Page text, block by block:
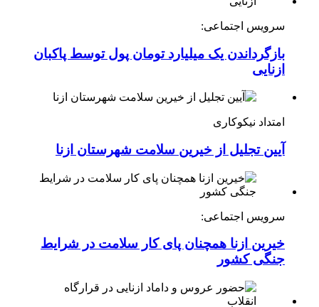
سرویس اجتماعی:
بازگرداندن یک میلیارد تومان پول توسط پاکبان
ازنایی
امتداد نیکوکاری
آیین تجلیل از خیرین سلامت شهرستان ازنا
سرویس اجتماعی:
خیرین ازنا همچنان پای کار سلامت در شرایط
جنگی کشور